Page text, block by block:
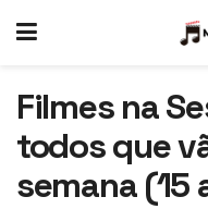
Filmes na
todos que
semana (15